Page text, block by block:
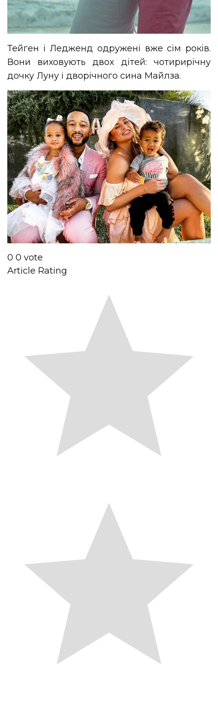
Тейген і Ледженд одружені вже сім років.
Вони виховують двох дітей: чотирирічну
дочку Луну і дворічного сина Майлза.
0 0 vote
Article Rating